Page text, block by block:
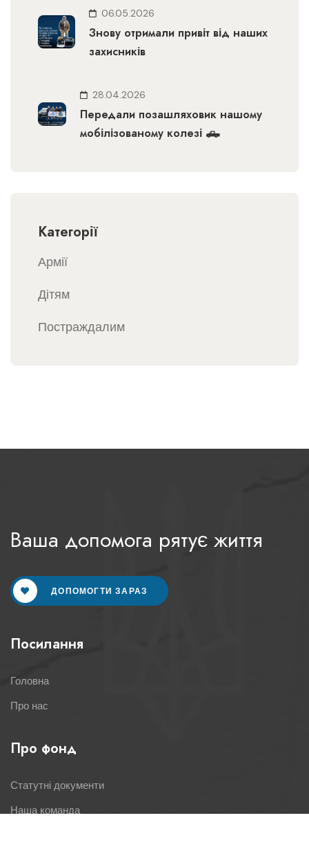
06.05.2026
Знову отримали привіт від наших
захисників
28.04.2026
Передали позашляховик нашому
мобілізованому колезі 🛻
Категорії
Армії
Дітям
Постраждалим
Ваша допомога рятує життя
ДОПОМОГТИ ЗАРАЗ
Посилання
Головна
Про нас
Про фонд
Статутні документи
Наша команда